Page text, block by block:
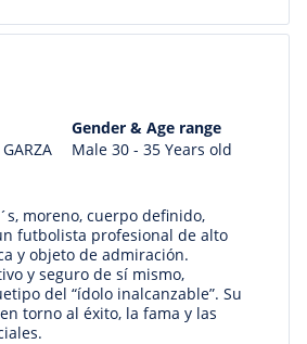
Gender & Age range
Male 30 - 35 Years old
moreno, cuerpo definido,
futbolista profesional de alto
y objeto de admiración.
y seguro de sí mismo,
del “ídolo inalcanzable”. Su
torno al éxito, la fama y las